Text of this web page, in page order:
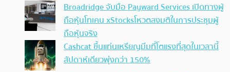
Broadridge จับมือ Payward Services เปิดทางผู้
ถือหุ้นโทเคน xStocksโหวตลงมติในการประชุมผู้
ถือหุ้นจริง
Cashcat ขึ้นแท่นเหรียญมีมที่โตแรงที่สุดในเวลานี้
สัปดาห์เดียวพุ่งกว่า 150%